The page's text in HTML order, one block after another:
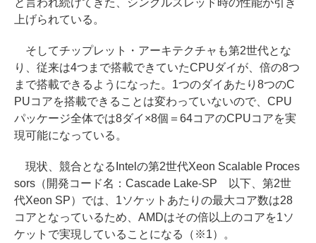
と言われ続けてきた、シングルスレッド時の性能が引き
上げられている。
そしてチップレット・アーキテクチャも第2世代とな
り、従来は4つまで搭載できていたCPUダイが、倍の8つ
まで搭載できるようになった。1つのダイあたり8つのC
PUコアを搭載できることは変わっていないので、CPU
パッケージ全体では8ダイ×8個＝64コアのCPUコアを実
現可能になっている。
現状、競合となるIntelの第2世代Xeon Scalable Proces
sors（開発コード名：Cascade Lake-SP 以下、第2世
代Xeon SP）では、1ソケットあたりの最大コア数は28
コアとなっているため、AMDはその倍以上のコアを1ソ
ケットで実現していることになる（※1）。